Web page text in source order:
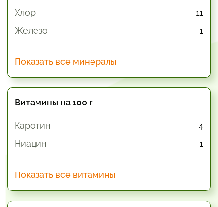
Хлор
11
Железо
1
Показать все минералы
Витамины на 100 г
Каротин
4
Ниацин
1
Показать все витамины